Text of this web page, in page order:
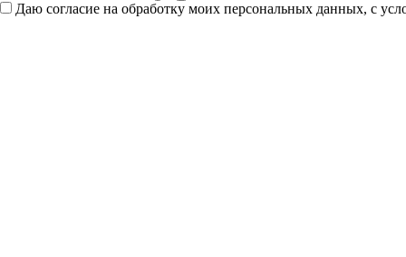
Даю согласие на обработку моих персональных данных, с